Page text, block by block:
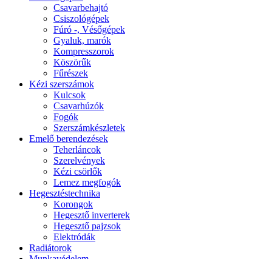
Csavarbehajtó
Csiszológépek
Fúró -, Vésőgépek
Gyaluk, marók
Kompresszorok
Köszörűk
Fűrészek
Kézi szerszámok
Kulcsok
Csavarhúzók
Fogók
Szerszámkészletek
Emelő berendezések
Teherláncok
Szerelvények
Kézi csörlők
Lemez megfogók
Hegesztéstechnika
Korongok
Hegesztő inverterek
Hegesztő pajzsok
Elektródák
Radiátorok